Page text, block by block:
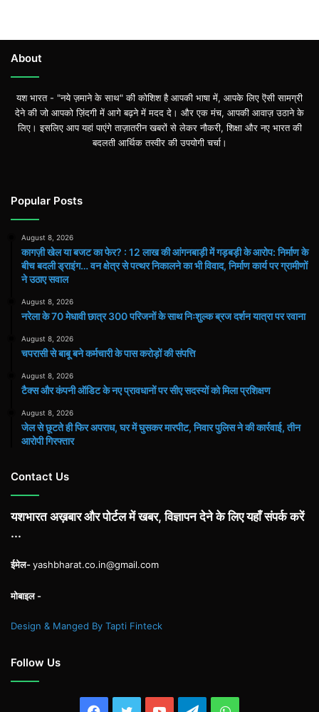
About
यश भारत - "नये ज़माने के साथ" की कोशिश है आपकी भाषा में, आपके लिए ऎसी सामग्री
देने की जो आपको ज़िंदगी में आगे बढ़ने में मदद दे। और एक मंच, आपकी आवाज़ उठाने के
लिए। इसलिए आप यहां पाएंगे ताज़ातरीन खबरों से लेकर नौकरी, शिक्षा और नए भारत की
बदलती आर्थिक तस्वीर की उपयोगी चर्चा।
Popular Posts
August 8, 2026
कागज़ी खेल या बजट का फेर? : 12 लाख की आंगनबाड़ी में गड़बड़ी के आरोप: निर्माण के
बीच बदली ड्राइंग… वन क्षेत्र से पत्थर निकालने का भी विवाद, निर्माण कार्य पर ग्रामीणों
ने उठाए सवाल
August 8, 2026
नरेला के 70 मेधावी छात्र 300 परिजनों के साथ निःशुल्क ब्रज दर्शन यात्रा पर रवाना
August 8, 2026
चपरासी से बाबू बने कर्मचारी के पास करोड़ों की संपत्ति
August 8, 2026
टैक्स और कंपनी ऑडिट के नए प्रावधानों पर सीए सदस्यों को मिला प्रशिक्षण
August 8, 2026
जेल से छूटते ही फिर अपराध, घर में घुसकर मारपीट, निवार पुलिस ने की कार्रवाई, तीन
आरोपी गिरफ्तार
Contact Us
यशभारत अख़बार और पोर्टल में खबर, विज्ञापन देने के लिए यहाँ संपर्क करें
...
ईमेल-yashbharat.co.in@gmail.com
मोबाइल -
Design & Manged By Tapti Finteck
Follow Us